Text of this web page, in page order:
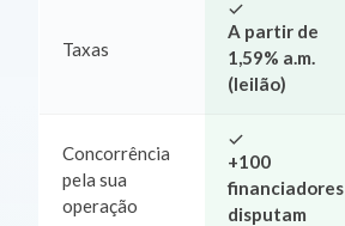
Taxas
A partir de
1,59% a.m.
(leilão)
Concorrência
pela sua
operação
+100
financiadores
disputam